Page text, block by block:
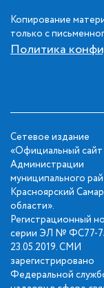
Копирование
только с
Политика
Сетевое издание
«Официальный сайт
Администрации
муниципального
Красноярский
области».
Регистрационный
серии ЭЛ № ФС77-
23.05.2019. СМИ
зарегистрировано
Федеральной